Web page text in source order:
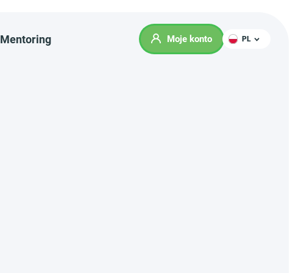
Mentoring Moje konto PL